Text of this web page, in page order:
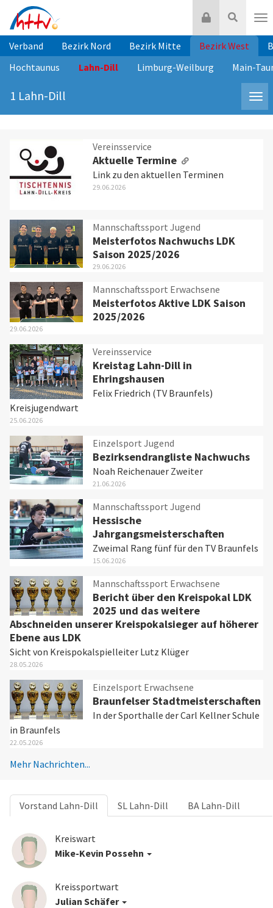
Inhalt
springen
Suche
Login
Verband Bezirk Nord Bezirk Mitte Bezirk West
Hochtaunus
Lahn-Dill Limburg-Weilburg Main-
Lahn-
Dill
1 Lahn-Dill
Vereinsservice
Aktuelle Termine
Link zu den aktuellen Terminen
29.06.2026
Mannschaftssport Jugend
Meisterfotos Nachwuchs LDK
Saison 2025/2026
29.06.2026
Mannschaftssport Erwachsene
Meisterfotos Aktive LDK Saison
2025/2026
29.06.2026
Vereinsservice
Kreistag Lahn-Dill in
Ehringshausen
Felix Friedrich (TV Braunfels)
Kreisjugendwart
25.06.2026
Einzelsport Jugend
Bezirksendrangliste Nachwuchs
Noah Reichenauer Zweiter
21.06.2026
Mannschaftssport Jugend
Hessische
Jahrgangsmeisterschaften
Zweimal Rang fünf für den TV Braunfels
15.06.2026
Mannschaftssport Erwachsene
Bericht über den Kreispokal LDK
2025 und das weitere
Abschneiden unserer Kreispokalsieger auf höherer
Ebene aus LDK
Sicht von Kreispokalspielleiter Lutz Klüger
28.05.2026
Einzelsport Erwachsene
Braunfelser Stadtmeisterschaften
In der Sporthalle der Carl Kellner Schule
in Braunfels
22.05.2026
Mehr Nachrichten...
Vorstand Lahn-Dill SL Lahn-Dill BA Lahn-Dill
Kreiswart
Mike-Kevin Possehn
Kreissportwart
Julian Schäfer